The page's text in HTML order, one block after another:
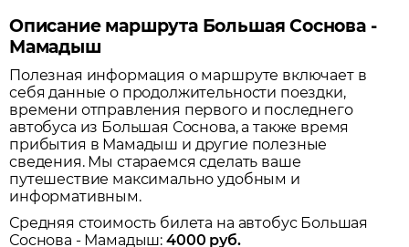
Описание маршрута Большая Соснова -
Мамадыш
Полезная информация о маршруте включает в
себя данные о продолжительности поездки,
времени отправления первого и последнего
автобуса из Большая Соснова, а также время
прибытия в Мамадыш и другие полезные
сведения. Мы стараемся сделать ваше
путешествие максимально удобным и
информативным.
Средняя стоимость билета на автобус Большая
Соснова - Мамадыш: 4000 руб.